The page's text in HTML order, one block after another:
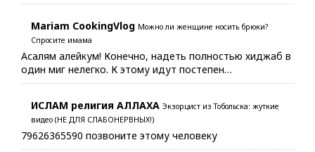
Mariam CookingVlog Можно ли женщине носить брюки?
Спросите имама
Асалям алейкум! Конечно, надеть полностью хиджаб в
один миг нелегко. К этому идут постепен…
ИСЛАМ религия АЛЛАХА Экзорцист из Тобольска: жуткие
видео (НЕ ДЛЯ СЛАБОНЕРВНЫХ!)
79626365590 позвоните этому человеку